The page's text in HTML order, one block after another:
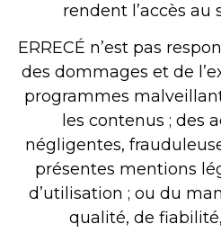
rendent l’accès au
ERRECÉ n’est pas
des dommages et de
programmes
les contenus ; des
négligentes,
présentes mentions
d’utilisation ; ou du
qualité, de